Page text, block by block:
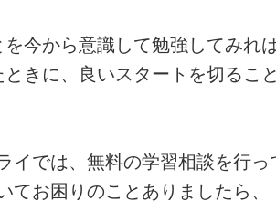
を今から意識して勉強してみれ
ときに、良いスタートを切るこ
イでは、無料の学習相談を行っ
てお困りのことありましたら、